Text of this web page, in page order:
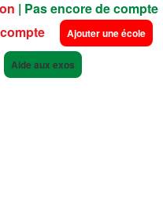
| Pas encore de compte
Ajouter une école
Aide aux exos